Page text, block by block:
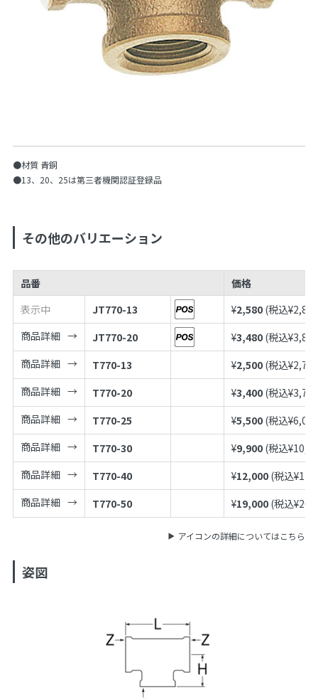
●材質 青銅
●13、20、25は第三者機関認証登録品
その他のバリエーション
品番
価格
表示中
JT770-13 ¥2,580 (税込¥2,838
商品詳細
JT770-20 ¥3,480 (税込¥3,828
商品詳細
T770-13 ¥2,500 (税込¥2,750
商品詳細
T770-20 ¥3,400 (税込¥3,740
商品詳細
T770-25 ¥5,500 (税込¥6,050
商品詳細
T770-30 ¥9,900 (税込¥
商品詳細
T770-40 ¥12,000 (税込¥
商品詳細
T770-50 ¥19,000 (税込¥
アイコンの詳細についてはこちら
姿図